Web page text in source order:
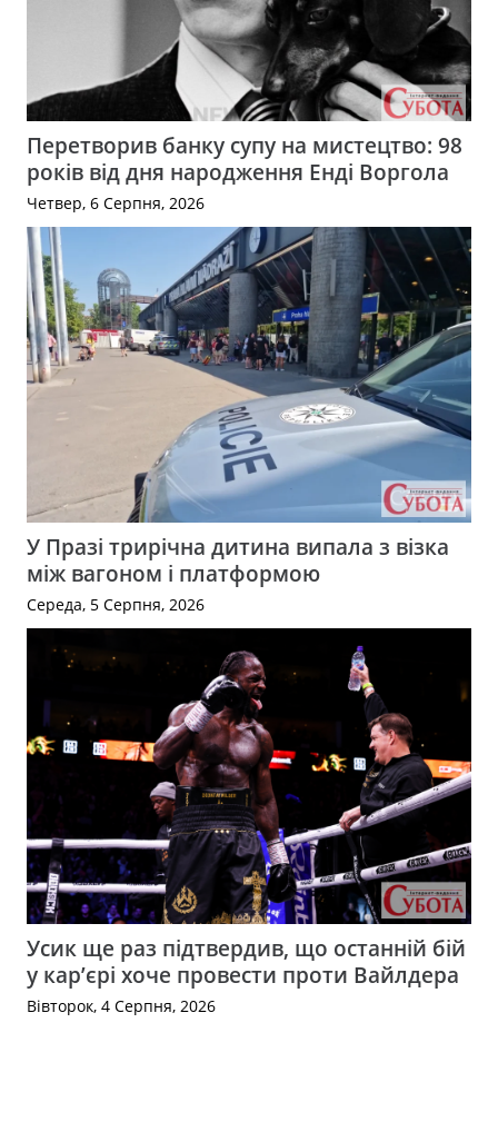
Перетворив банку супу на мистецтво: 98
років від дня народження Енді Воргола
Четвер, 6 Серпня, 2026
У Празі трирічна дитина випала з візка
між вагоном і платформою
Середа, 5 Серпня, 2026
Усик ще раз підтвердив, що останній бій
у кар’єрі хоче провести проти Вайлдера
Вівторок, 4 Серпня, 2026